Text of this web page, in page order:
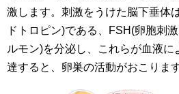
激します。刺激をうけた脳下垂体
ドトロピン)である、FSH(卵胞刺
ルモン)を分泌し、これらが血液に
達すると、卵巣の活動がおこります